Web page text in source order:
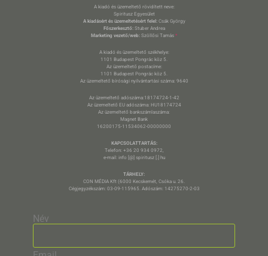
A kiadó és üzemeltető rövidített neve:
Spiritusz Egyesület
A kiadásért és üzemeltetésért felel:Csák György
Főszerkesztő:Stuber Andrea
Marketing vezető/web: Szöllősi Tamás *
A kiadó és üzemeltető székhelye:
1101 Budapest Pongrác köz 5.
Az üzemeltető postacíme:
1101 Budapest Pongrác köz 5.
Az üzemeltető bírósági nyilvántartási száma: 9640
Az üzemeltető adószáma:18174724-1-42
Az üzemeltető EU adószáma: HU18174724
Az üzemeltető bankszámlaszáma:
Magnet Bank
16200175-11534062-00000000
KAPCSOLATTARTÁS:
Telefon: +36 20 934 0972,
e-mail: info [@] spiritusz [.] hu
TÁRHELY:
CON MÉDIA Kft (6000 Kecskemét, Csóka u. 26.
Cégjegyzékszám: 03-09-115965. Adószám: 14275270-2-03
Név